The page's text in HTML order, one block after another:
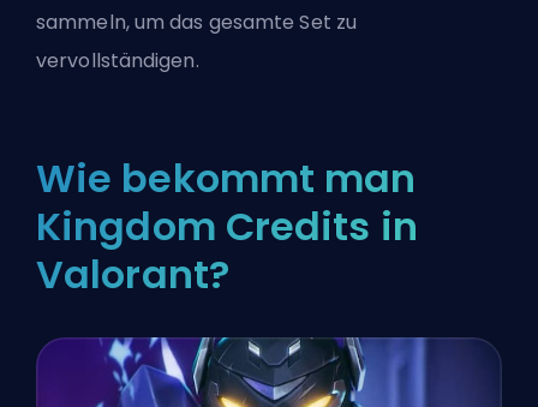
sammeln, um das gesamte Set zu
vervollständigen.
Wie bekommt man
Kingdom Credits in
Valorant?